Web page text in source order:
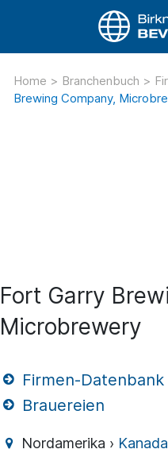
Home > Branchenbuch >
Brewing Company,
Fort Garry
Microbrewery
Firmen-Datenbank
Brauereien
Nordamerika › Kanada